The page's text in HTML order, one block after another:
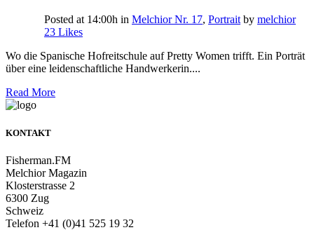
Posted at 14:00h in Melchior Nr. 17, Portrait by melchior
23 Likes
Wo die Spanische Hofreitschule auf Pretty Women trifft. Ein Porträt
über eine leidenschaftliche Handwerkerin....
Read More
KONTAKT
Fisherman.FM
Melchior Magazin
Klosterstrasse 2
6300 Zug
Schweiz
Telefon +41 (0)41 525 19 32